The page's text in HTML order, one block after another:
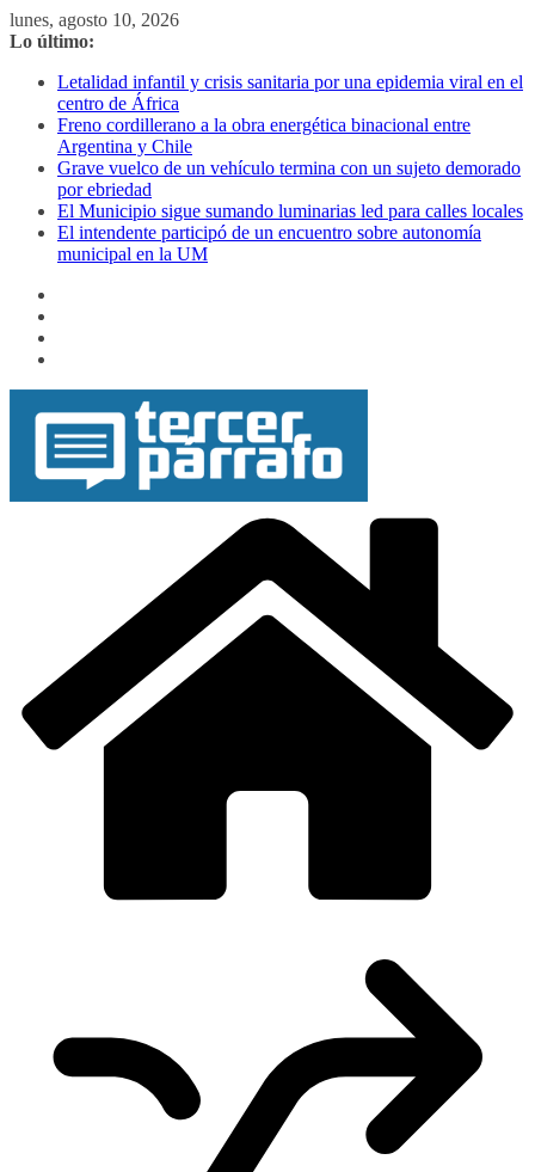
Saltar
al
lunes, agosto 10, 2026
Lo último:
Letalidad infantil y crisis sanitaria por una epidemia viral en el
centro de África
Freno cordillerano a la obra energética binacional entre
Argentina y Chile
Grave vuelco de un vehículo termina con un sujeto demorado
por ebriedad
El Municipio sigue sumando luminarias led para calles locales
El intendente participó de un encuentro sobre autonomía
municipal en la UM